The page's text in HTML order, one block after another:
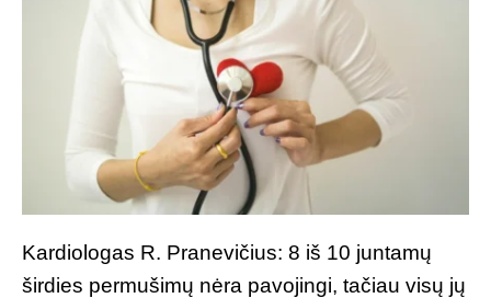
Kardiologas R. Pranevičius: 8 iš 10 juntamų
širdies permušimų nėra pavojingi, tačiau visų jų